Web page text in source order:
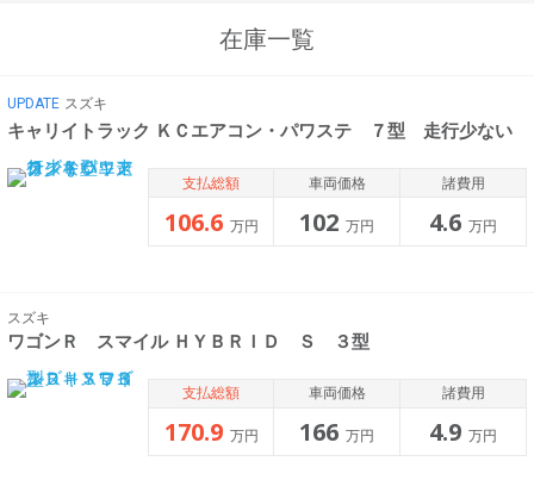
在庫一覧
UPDATE スズキ
キャリイトラック ＫＣエアコン・パワステ ７型 走行少ない
支払総額
106.6 万円
車両価格
102 万円
諸費用
4.6 万円
スズキ
ワゴンＲ スマイル ＨＹＢＲＩＤ Ｓ ３型
支払総額
170.9 万円
車両価格
166 万円
諸費用
4.9 万円